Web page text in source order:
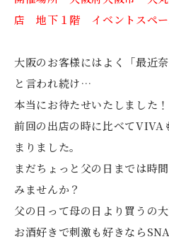
店 地下１階 イベントスペー
大阪のお客様にはよく「最近
と言われ続け…
本当にお待たせいたしました！
前回の出店の時に比べてVIVA
まりました。
まだちょっと父の日までは時
みませんか？
父の日って母の日より買うの
お酒好きで刺激も好きなら